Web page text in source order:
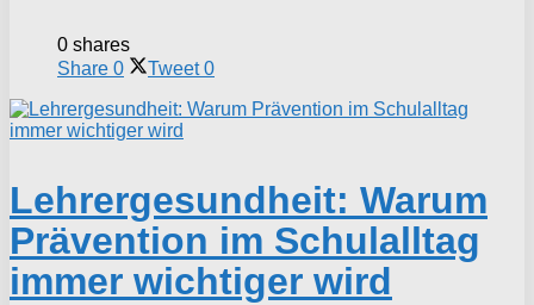
0 shares
Share 0 Tweet 0
Lehrergesundheit: Warum
Prävention im Schulalltag
immer wichtiger wird